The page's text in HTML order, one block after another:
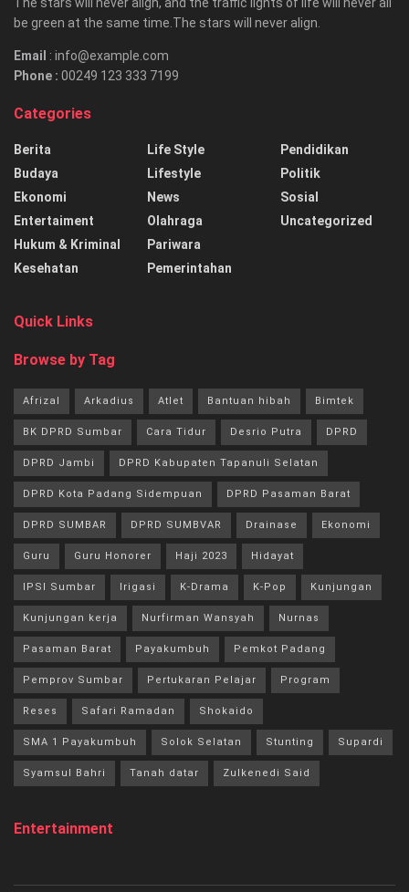
The stars will never align, and the traffic lights of life will never all
be green at the same time.The stars will never align.
Email : info@example.com
Phone : 00249 123 333 7199
Categories
Berita
Budaya
Ekonomi
Entertaiment
Hukum & Kriminal
Kesehatan
Life Style
Lifestyle
News
Olahraga
Pariwara
Pemerintahan
Pendidikan
Politik
Sosial
Uncategorized
Quick Links
Browse by Tag
Afrizal Arkadius Atlet Bantuan hibah Bimtek
BK DPRD Sumbar Cara Tidur Desrio Putra DPRD
DPRD Jambi DPRD Kabupaten Tapanuli Selatan
DPRD Kota Padang Sidempuan DPRD Pasaman Barat
DPRD SUMBAR DPRD SUMBVAR Drainase Ekonomi
Guru Guru Honorer Haji 2023 Hidayat
IPSI Sumbar Irigasi K-Drama K-Pop Kunjungan
Kunjungan kerja Nurfirman Wansyah Nurnas
Pasaman Barat Payakumbuh Pemkot Padang
Pemprov Sumbar Pertukaran Pelajar Program
Reses Safari Ramadan Shokaido
SMA 1 Payakumbuh Solok Selatan Stunting Supardi
Syamsul Bahri Tanah datar Zulkenedi Said
Entertainment